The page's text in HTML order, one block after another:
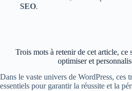
SEO.
Trois mots à retenir de cet article, ce
optimiser et
Dans le vaste univers de WordPress, ces
essentiels pour garantir la réussite et la